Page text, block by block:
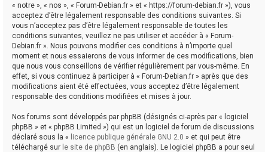
« notre », « nos », « Forum-Debian.fr » et « https://forum-debian.fr »), vous
acceptez d’être légalement responsable des conditions suivantes. Si
vous n’acceptez pas d’être légalement responsable de toutes les
conditions suivantes, veuillez ne pas utiliser et accéder à « Forum-
Debian.fr ». Nous pouvons modifier ces conditions à n’importe quel
moment et nous essaierons de vous informer de ces modifications, bien
que nous vous conseillons de vérifier régulièrement par vous-même. En
effet, si vous continuez à participer à « Forum-Debian.fr » après que des
modifications aient été effectuées, vous acceptez d’être légalement
responsable des conditions modifiées et mises à jour.
Nos forums sont développés par phpBB (désignés ci-après par « logiciel
phpBB » et « phpBB Limited ») qui est un logiciel de forum de discussions
déclaré sous la « licence publique générale GNU 2.0 » et qui peut être
téléchargé sur le site de phpBB (en anglais). Le logiciel phpBB a pour seul